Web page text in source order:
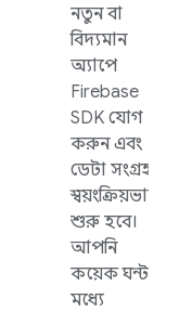
নতুন বা
বিদ্যমান
অ্যাপে
Firebase
SDK যোগ
করুন এবং
ডেটা সংগ্রহ
স্বয়ংক্রিয়ভাবে
শুরু হবে।
আপনি
কয়েক ঘন্টার
মধ্যে